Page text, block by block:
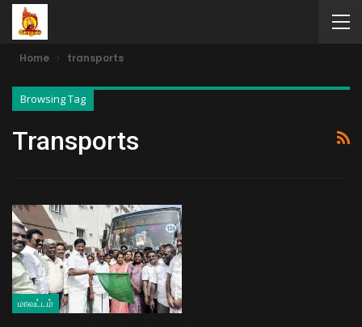
Home transports
Browsing Tag
Transports
மாவட்டம்